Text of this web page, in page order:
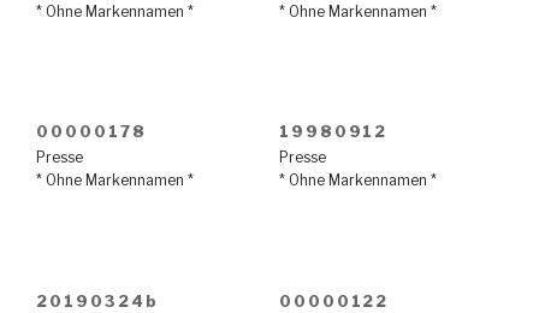
* Ohne Markennamen *
* Ohne Markennamen *
00000178
Presse
* Ohne Markennamen *
19980912
Presse
* Ohne Markennamen *
20190324b 00000122